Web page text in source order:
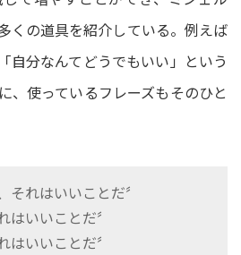
くの道具を紹介している。例えば
自分なんてどうでもいい」という
、使っているフレーズもそのひと
それはいいことだ〞
はいいことだ〞
はいいことだ〞